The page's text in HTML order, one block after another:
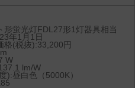
形蛍光灯FDL27形1灯器具相当
年1月1日
格(税抜):33,200円
W
lm/W
):昼白色（5000K）